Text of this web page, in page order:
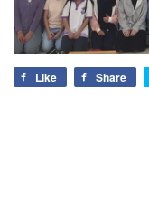
Like Share